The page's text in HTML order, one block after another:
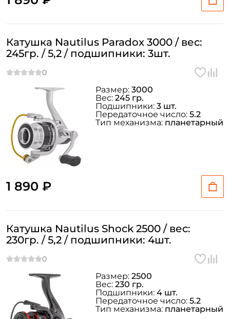
Катушка Nautilus Paradox 3000 / вес:
245гр. / 5,2 / подшипники: 3шт.
1 890 ₽
Размер: 3000
Вес: 245 гр.
Подшипники: 3 шт.
Передаточное число: 5.2
Тип механизма: планетарный
Катушка Nautilus Shock 2500 / вес:
230гр. / 5,2 / подшипники: 4шт.
Размер: 2500
Вес: 230 гр.
Подшипники: 4 шт.
Передаточное число: 5.2
Тип механизма: планетарный